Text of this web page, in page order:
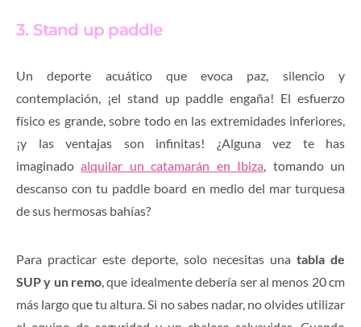
3. Stand up paddle
Un deporte acuático que evoca paz, silencio y
contemplación, ¡el stand up paddle engaña! El esfuerzo
físico es grande, sobre todo en las extremidades inferiores,
¡y las ventajas son infinitas! ¿Alguna vez te has
imaginadoalquilar un catamarán en Ibiza, tomando un
descanso con tu paddle board en medio del mar turquesa
de sus hermosas bahías?
Para practicar este deporte, solo necesitas una tabla de
SUP y un remo, que idealmente debería ser al menos 20 cm
más largo que tu altura. Si no sabes nadar, no olvides utilizar